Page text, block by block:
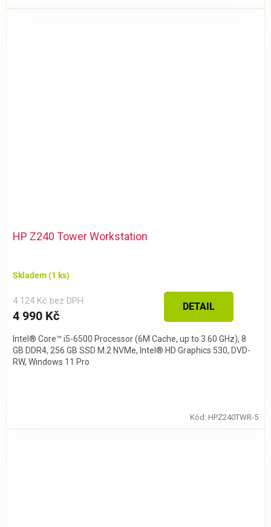
HP Z240 Tower Workstation
Skladem(1 ks)
4 124 Kč bez DPH
4 990 Kč
DETAIL
Intel® Core™ i5-6500 Processor (6M Cache, up to 3.60 GHz), 8
GB DDR4, 256 GB SSD M.2 NVMe, Intel® HD Graphics 530, DVD-
RW, Windows 11 Pro
Kód: HPZ240TWR-5